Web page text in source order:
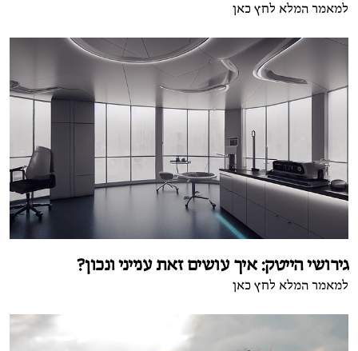
למאמר המלא לחץ כאן
גירושי הייטק: איך עושים זאת ענייני ונכון?
למאמר המלא לחץ כאן